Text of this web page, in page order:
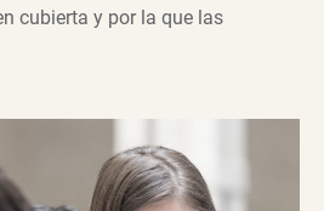
cubierta y por la que las